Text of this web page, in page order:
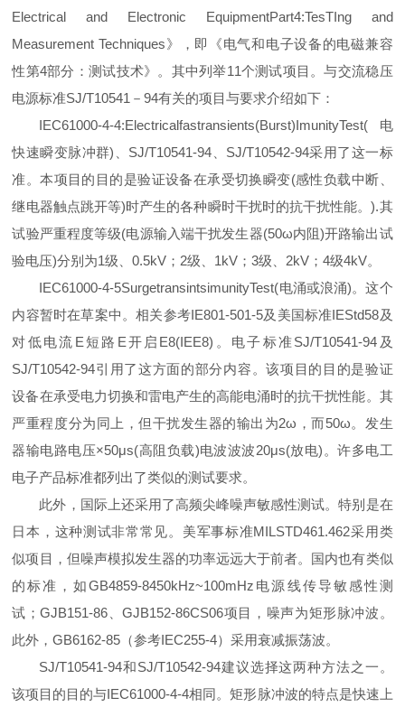
Electrical and Electronic EquipmentPart4:TesTIng and
Measurement Techniques》，即《电气和电子设备的电磁兼容
性第4部分：测试技术》。其中列举11个测试项目。与交流稳压
电源标准SJ/T10541－94有关的项目与要求介绍如下：
IEC61000-4-4:Electricalfastransients(Burst)ImunityTest(电
快速瞬变脉冲群)、SJ/T10541-94、SJ/T10542-94采用了这一标
准。本项目的目的是验证设备在承受切换瞬变(感性负载中断、
继电器触点跳开等)时产生的各种瞬时干扰时的抗干扰性能。).其
试验严重程度等级(电源输入端干扰发生器(50ω内阻)开路输出试
验电压)分别为1级、0.5kV；2级、1kV；3级、2kV；4级4kV。
IEC61000-4-5SurgetransintsimunityTest(电涌或浪涌)。这个
内容暂时在草案中。相关参考IE801-501-5及美国标准IEStd58及
对低电流E短路E开启E8(IEE8)。电子标准SJ/T10541-94及
SJ/T10542-94引用了这方面的部分内容。该项目的目的是验证
设备在承受电力切换和雷电产生的高能电涌时的抗干扰性能。其
严重程度分为同上，但干扰发生器的输出为2ω，而50ω。发生
器输电路电压×50μs(高阻负载)电波波波20μs(放电)。许多电工
电子产品标准都列出了类似的测试要求。
此外，国际上还采用了高频尖峰噪声敏感性测试。特别是在
日本，这种测试非常常见。美军事标准MILSTD461.462采用类
似项目，但噪声模拟发生器的功率远远大于前者。国内也有类似
的标准，如GB4859-8450kHz~100mHz电源线传导敏感性测
试；GJB151-86、GJB152-86CS06项目，噪声为矩形脉冲波。
此外，GB6162-85（参考IEC255-4）采用衰减振荡波。
SJ/T10541-94和SJ/T10542-94建议选择这两种方法之一。
该项目的目的与IEC61000-4-4相同。矩形脉冲波的特点是快速上